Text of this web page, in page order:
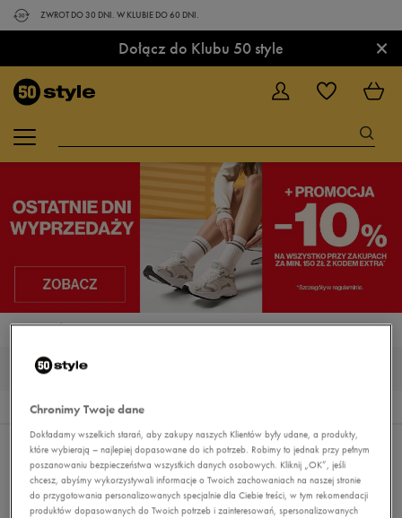
ZWROT DO 30 DNI. W KLUBIE DO 60 DNI.
Dołącz do Klubu 50 style ×
STRONA GŁÓWNA NIKE AIR HEIGHTS
0
Wyników
Sortuj:
REKOMENDOWANE
FILTRUJ
Pokaż
60
z 0
Chronimy Twoje dane
Dokładamy wszelkich starań, aby zakupy naszych Klientów były udane, a produkty,
które wybierają – najlepiej dopasowane do ich potrzeb. Robimy to jednak przy pełnym
poszanowaniu bezpieczeństwa wszystkich danych osobowych. Kliknij „OK”, jeśli
chcesz, abyśmy wykorzystywali informacje o Twoich zachowaniach na naszej stronie
do przygotowania personalizowanych specjalnie dla Ciebie treści, w tym rekomendacji
produktów dopasowanych do Twoich potrzeb i zainteresowań, spersonalizowanych